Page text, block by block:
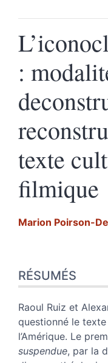
:
texte
filmique
Marion Poirson-
Index
Texte
Citer cet article
Auteur
RÉSUMÉS
Raoul Ruiz et
questionné le
l’Amérique. Le
suspendue, par la